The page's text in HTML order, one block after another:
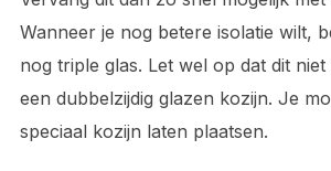
Wanneer je nog betere isolatie wilt,
nog triple glas. Let wel op dat dit niet
een dubbelzijdig glazen kozijn. Je
speciaal kozijn laten plaatsen.